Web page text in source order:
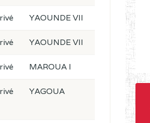
YAOUNDE VII
YAOUNDE VII
MAROUA I
YAGOUA